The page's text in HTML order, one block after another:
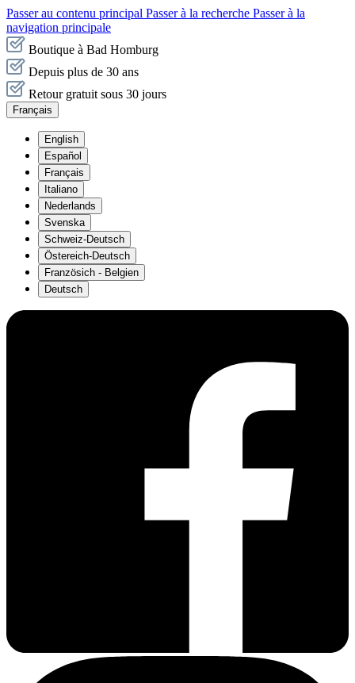
Passer au contenu principal Passer à la recherche Passer à la
navigation principale
Boutique à Bad Homburg
Depuis plus de 30 ans
Retour gratuit sous 30 jours
Français
English
Español
Français
Italiano
Nederlands
Svenska
Schweiz-Deutsch
Östereich-Deutsch
Französich - Belgien
Deutsch